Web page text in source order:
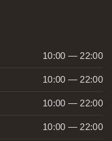
10:00 — 22:00
10:00 — 22:00
10:00 — 22:00
10:00 — 22:00